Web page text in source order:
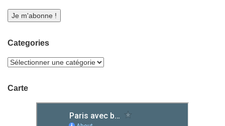
Categories
Carte